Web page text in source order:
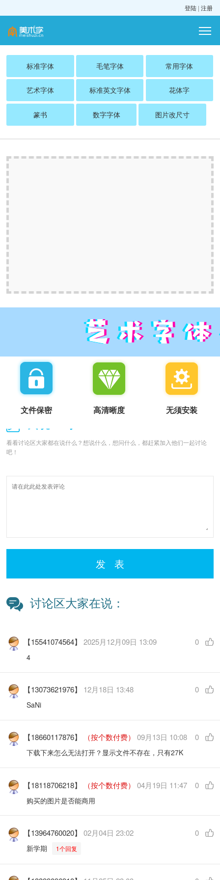
登陆 | 注册
标准字体 毛笔字体 常用字体
艺术字体 标准英文字体 花体字
篆书 数字字体 图片改尺寸
文件保密 高清晰度 无须安装
看看讨论区大家都在说什么？想说什么，想问什么，都赶紧加入他们一起讨论
吧！
发 表
讨论区大家在说：
【15541074564】2025月12月09日 13:09 0
4
【13073621976】 12月18日 13:48 0
SaNi
【18660117876】 （按个数付费） 09月13日 10:08 0
下载下来怎么无法打开？显示文件不存在，只有27K
【18118706218】 （按个数付费） 04月19日 11:47 0
购买的图片是否能商用
【13964760020】02月04日 23:02 0
新学期 1个回复